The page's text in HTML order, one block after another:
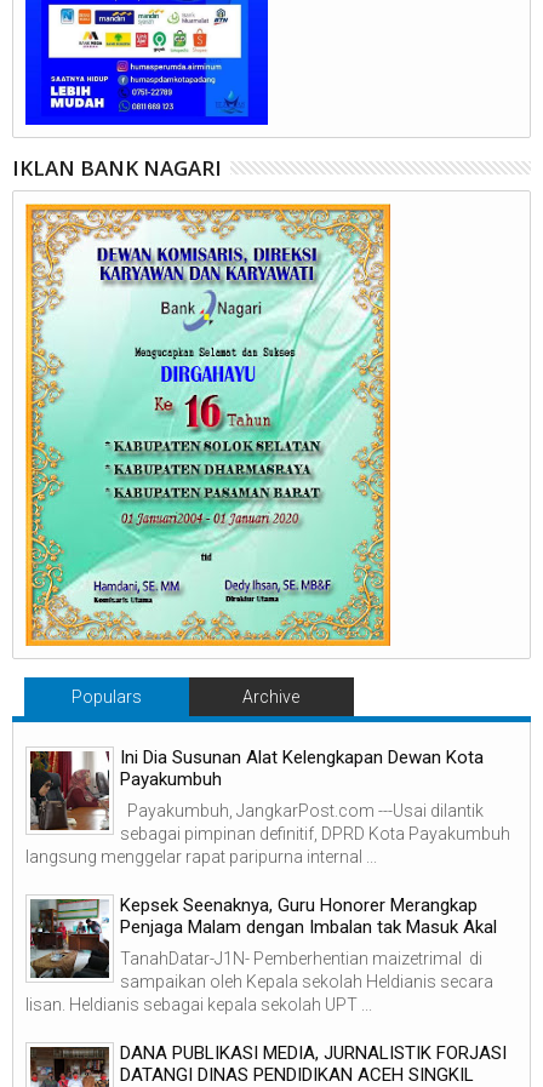
IKLAN BANK NAGARI
Populars Archive
Ini Dia Susunan Alat Kelengkapan Dewan Kota
Payakumbuh
Payakumbuh, JangkarPost.com ---Usai dilantik
sebagai pimpinan definitif, DPRD Kota Payakumbuh
langsung menggelar rapat paripurna internal ...
Kepsek Seenaknya, Guru Honorer Merangkap
Penjaga Malam dengan Imbalan tak Masuk Akal
TanahDatar-J1N- Pemberhentian maizetrimal di
sampaikan oleh Kepala sekolah Heldianis secara
lisan. Heldianis sebagai kepala sekolah UPT ...
DANA PUBLIKASI MEDIA, JURNALISTIK FORJASI
DATANGI DINAS PENDIDIKAN ACEH SINGKIL